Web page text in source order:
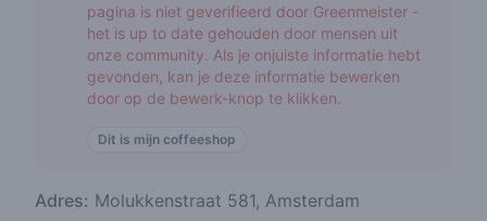
pagina is niet geverifieerd door Greenmeister -
het is up to date gehouden door mensen uit
onze community. Als je onjuiste informatie hebt
gevonden, kan je deze informatie bewerken
door op de bewerk-knop te klikken.
Dit is mijn coffeeshop
Adres: Molukkenstraat 581, Amsterdam